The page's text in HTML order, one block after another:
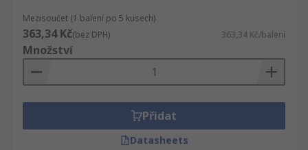
Mezisoučet (1 balení po 5 kusech)
363,34 Kč(bez DPH) 363,34 Kč/balení
Množství
Přidat
Datasheets